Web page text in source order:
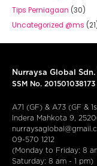
Tips Perniagaan (30)
Uncategorized @ms
Nurraysa Global Sdn.
SSM No.
A71 (GF) & A73 (GF &
Indera Mahkota 9,
09-570 1212
(Monday to Friday: 8
Saturday: 8 am - 1 pm)